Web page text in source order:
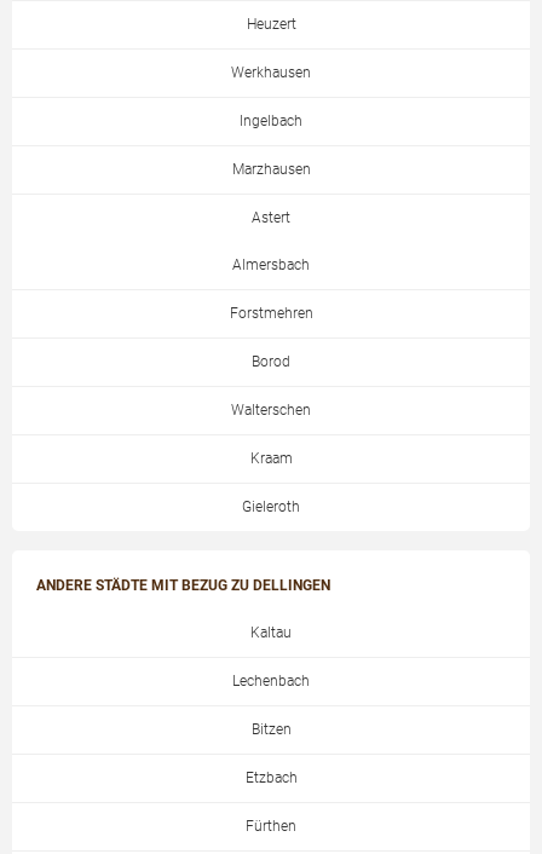
Heuzert
Werkhausen
Ingelbach
Marzhausen
Astert
Almersbach
Forstmehren
Borod
Walterschen
Kraam
Gieleroth
ANDERE STÄDTE MIT BEZUG ZU DELLINGEN
Kaltau
Lechenbach
Bitzen
Etzbach
Fürthen